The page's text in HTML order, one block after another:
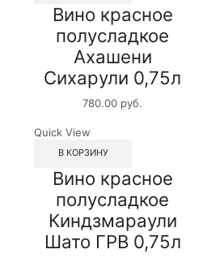
Вино красное
полусладкое
Ахашени
Сихарули 0,75л
780.00 руб.
Quick View
В КОРЗИНУ
Вино красное
полусладкое
Киндзмараули
Шато ГРВ 0,75л